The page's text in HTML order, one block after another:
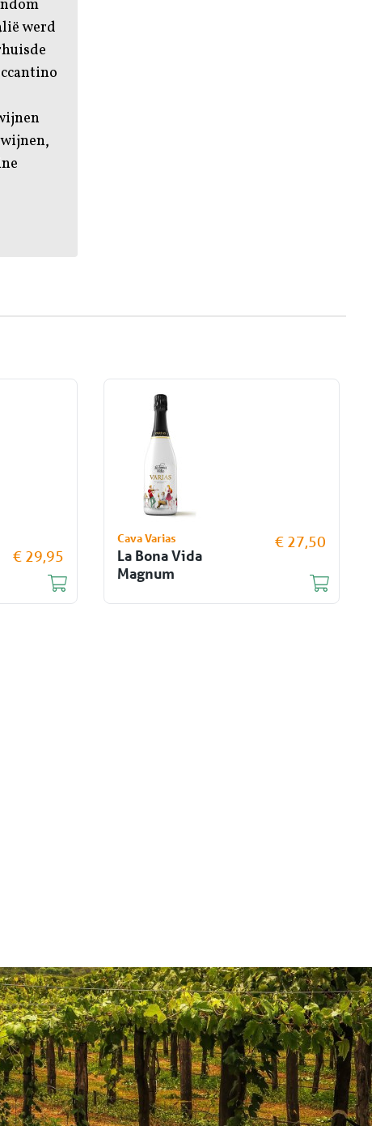
werd
€ 29,95
Cava Varias
La Bona Vida
Magnum
€ 27,50